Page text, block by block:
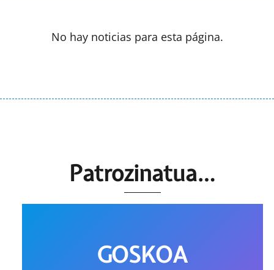
No hay noticias para esta página.
Patrozinatua…
GOSKOA